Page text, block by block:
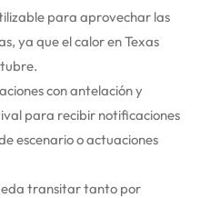
para aprovechar las
ya que el calor en Texas
con antelación y
para recibir notificaciones
escenario o actuaciones
transitar tanto por